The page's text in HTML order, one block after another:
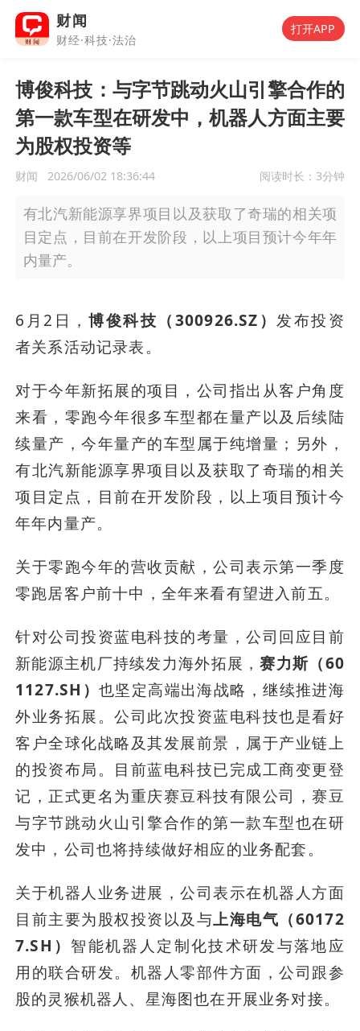
财闻
财经·科技·法治
打开APP
博俊科技：与字节跳动火山引擎合作的
第一款车型在研发中，机器人方面主要
为股权投资等
财闻 2026/06/02 18:36:44 阅读时长： 3分钟
有北汽新能源享界项目以及获取了奇瑞的相关项
目定点，目前在开发阶段，以上项目预计今年年
内量产。
6月2日，博俊科技（300926.SZ）发布投资
者关系活动记录表。
对于今年新拓展的项目，公司指出从客户角度
来看，零跑今年很多车型都在量产以及后续陆
续量产，今年量产的车型属于纯增量；另外，
有北汽新能源享界项目以及获取了奇瑞的相关
项目定点，目前在开发阶段，以上项目预计今
年年内量产。
关于零跑今年的营收贡献，公司表示第一季度
零跑居客户前十中，全年来看有望进入前五。
针对公司投资蓝电科技的考量，公司回应目前
新能源主机厂持续发力海外拓展，赛力斯（60
1127.SH）也坚定高端出海战略，继续推进海
外业务拓展。公司此次投资蓝电科技也是看好
客户全球化战略及其发展前景，属于产业链上
的投资布局。目前蓝电科技已完成工商变更登
记，正式更名为重庆赛豆科技有限公司，赛豆
与字节跳动火山引擎合作的第一款车型也在研
发中，公司也将持续做好相应的业务配套。
关于机器人业务进展，公司表示在机器人方面
目前主要为股权投资以及与上海电气（60172
7.SH） 智能机器人定制化技术研发与落地应
用的联合研发。机器人零部件方面，公司跟参
股的灵猴机器人、星海图也在开展业务对接。